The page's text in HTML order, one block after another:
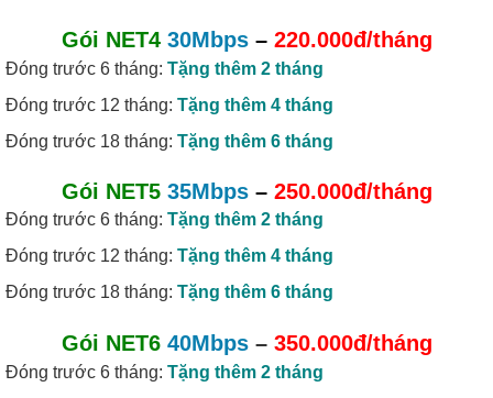
Gói NET430Mbps– 220.000đ/tháng
Đóng trước 6 tháng: Tặng thêm 2 tháng
Đóng trước 12 tháng: Tặng thêm 4 tháng
Đóng trước 18 tháng: Tặng thêm 6 tháng
Gói NET535Mbps– 250.000đ/tháng
Đóng trước 6 tháng: Tặng thêm 2 tháng
Đóng trước 12 tháng: Tặng thêm 4 tháng
Đóng trước 18 tháng: Tặng thêm 6 tháng
Gói NET640Mbps– 350.000đ/tháng
Đóng trước 6 tháng: Tặng thêm 2 tháng